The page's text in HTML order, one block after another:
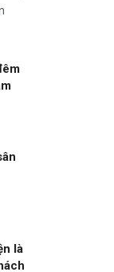
là